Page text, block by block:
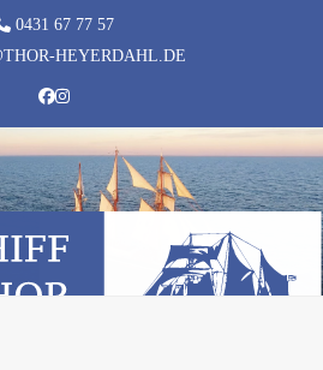
0431 67 77 57
HEYERDAHL.DE
Facebook
Instagram